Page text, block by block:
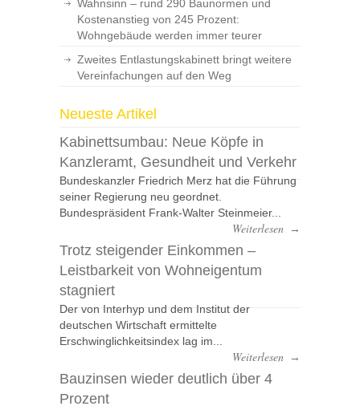
Wahnsinn – rund 290 Baunormen und
Kostenanstieg von 245 Prozent:
Wohngebäude werden immer teurer
Zweites Entlastungskabinett bringt weitere
Vereinfachungen auf den Weg
Neueste Artikel
Kabinettsumbau: Neue Köpfe in
Kanzleramt, Gesundheit und Verkehr
Bundeskanzler Friedrich Merz hat die Führung
seiner Regierung neu geordnet.
Bundespräsident Frank-Walter Steinmeier...
Weiterlesen →
Trotz steigender Einkommen –
Leistbarkeit von Wohneigentum
stagniert
Der von Interhyp und dem Institut der
deutschen Wirtschaft ermittelte
Erschwinglichkeitsindex lag im...
Weiterlesen →
Bauzinsen wieder deutlich über 4
Prozent